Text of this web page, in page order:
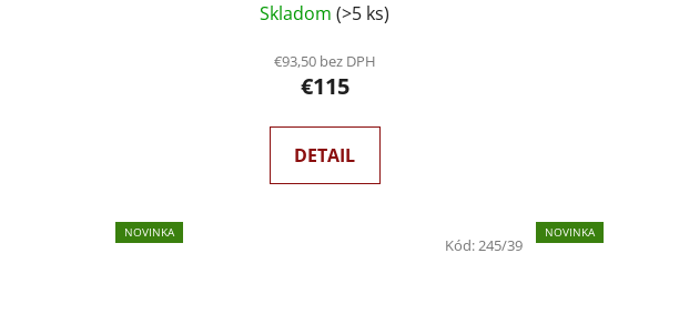
Skladom(>5 ks)
€93,50 bez DPH
€115
DETAIL
NOVINKA
Kód:245/39
NOVINKA